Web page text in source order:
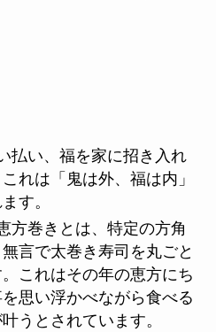
払い、福を家に招き入れ
れは「鬼は外、福は内」
す。
方巻きとは、特定の方角
言で太巻き寿司を丸ごと
これはその年の恵方にち
思い浮かべながら食べる
うとされています。